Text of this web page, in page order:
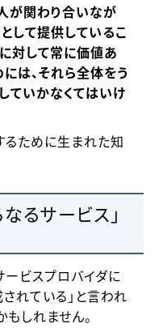
が関わり合いなが
して提供しているこ
に対して常に価値あ
は、それら全体をう
ていかなくてはいけ
ために生まれた知
るサービス」
ービスプロバイダに
れている」と言われ
しれません。